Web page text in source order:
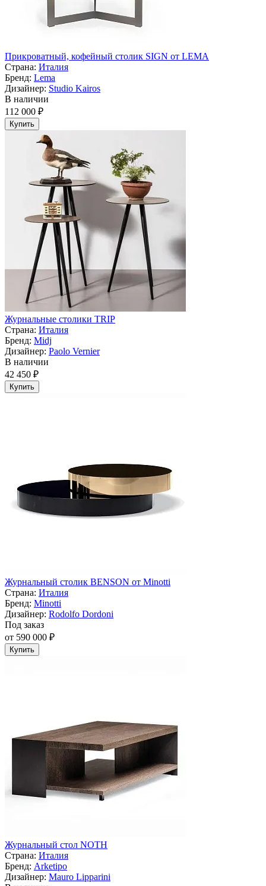
Прикроватный, кофейный столик SIGN от LEMA
Страна: Италия
Бренд: Lema
Дизайнер: Studio Kairos
В наличии
112 000 ₽
Купить
Журнальные столики TRIP
Страна: Италия
Бренд: Midj
Дизайнер: Paolo Vernier
В наличии
42 450 ₽
Купить
Журнальный столик BENSON от Minotti
Страна: Италия
Бренд: Minotti
Дизайнер: Rodolfo Dordoni
Под заказ
от 590 000 ₽
Купить
Журнальный стол NOTH
Страна: Италия
Бренд: Arketipo
Дизайнер: Mauro Lipparini